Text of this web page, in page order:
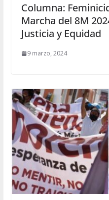
Columna:
Marcha del 8M
Justicia y Equidad
9 marzo, 2024